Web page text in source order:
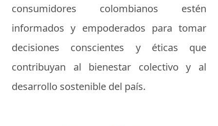
consumidores colombianos estén
informados y empoderados para tomar
decisiones conscientes y éticas que
contribuyan al bienestar colectivo y al
desarrollo sostenible del país.